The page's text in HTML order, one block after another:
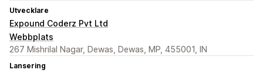
Utvecklare
Expound Coderz Pvt Ltd
Webbplats
267 Mishrilal Nagar, Dewas, Dewas, MP, 455001, IN
Lansering